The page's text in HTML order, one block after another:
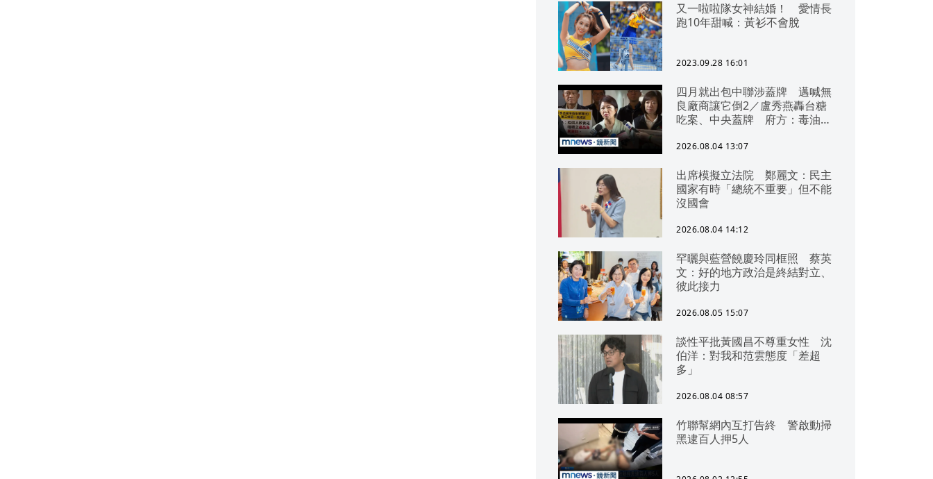
又一啦啦隊女神結婚！ 愛情長
跑10年甜喊：黃衫不會脫
2023.09.28 16:01
四月就出包中聯涉蓋牌 邁喊無
良廠商讓它倒2／盧秀燕轟台糖
吃案、中央蓋牌 府方：毒油一
2026.08.04 13:07
出席模擬立法院 鄭麗文：民主
國家有時「總統不重要」但不能
沒國會
2026.08.04 14:12
罕曬與藍營饒慶玲同框照 蔡英
文：好的地方政治是終結對立、
彼此接力
2026.08.05 15:07
談性平批黃國昌不尊重女性 沈
伯洋：對我和范雲態度「差超
多」
2026.08.04 08:57
竹聯幫網內互打告終 警啟動掃
黑逮百人押5人